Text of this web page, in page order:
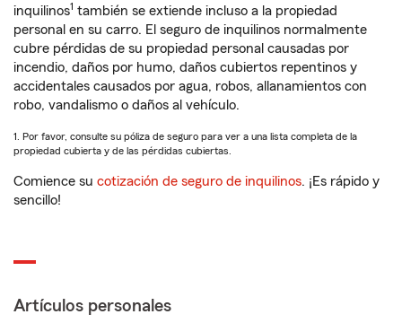
inquilinos1 también se extiende incluso a la propiedad
personal en su carro. El seguro de inquilinos normalmente
cubre pérdidas de su propiedad personal causadas por
incendio, daños por humo, daños cubiertos repentinos y
accidentales causados por agua, robos, allanamientos con
robo, vandalismo o daños al vehículo.
1. Por favor, consulte su póliza de seguro para ver a una lista completa de la
propiedad cubierta y de las pérdidas cubiertas.
Comience su cotización de seguro de inquilinos. ¡Es rápido y
sencillo!
Artículos personales